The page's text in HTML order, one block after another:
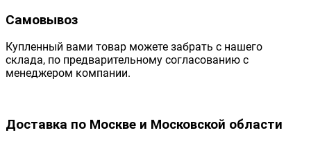
Самовывоз
Купленный вами товар можете забрать с нашего
склада, по предварительному согласованию с
менеджером компании.
Доставка по Москве и Московской области